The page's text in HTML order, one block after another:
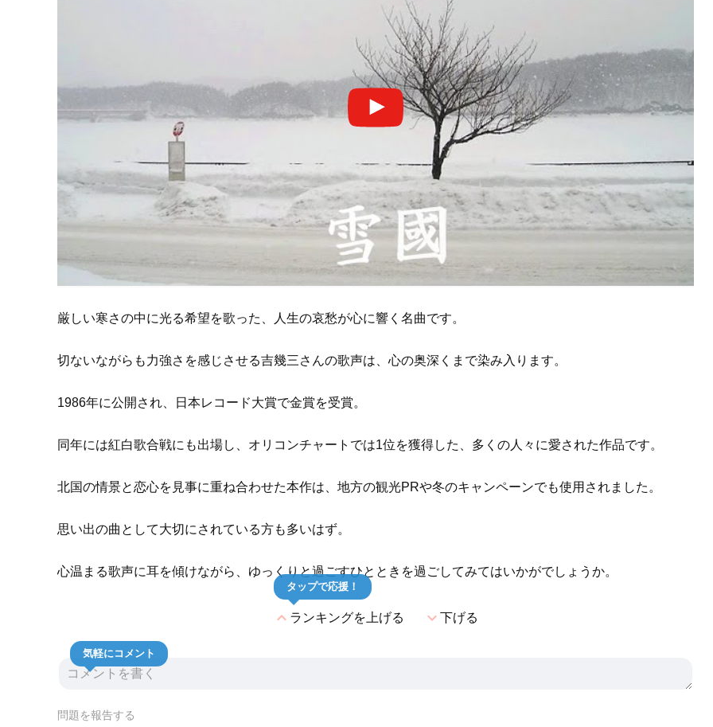
厳しい寒さの中に光る希望を歌った、人生の哀愁が心に響く名曲です。
切ないながらも力強さを感じさせる吉幾三さんの歌声は、心の奥深くまで染み入ります。
1986年に公開され、日本レコード大賞で金賞を受賞。
同年には紅白歌合戦にも出場し、オリコンチャートでは1位を獲得した、多くの人々に愛された作品です。
北国の情景と恋心を見事に重ね合わせた本作は、地方の観光PRや冬のキャンペーンでも使用されました。
思い出の曲として大切にされている方も多いはず。
心温まる歌声に耳を傾けながら、ゆっくりと過ごすひとときを過ごしてみてはいかがでしょうか。
expand_lessランキングを上げる
タップで応援！
expand_more下げる
気軽にコメント
問題を報告する